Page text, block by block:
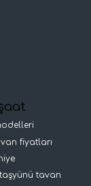
fiyatları
taşyünü tavan